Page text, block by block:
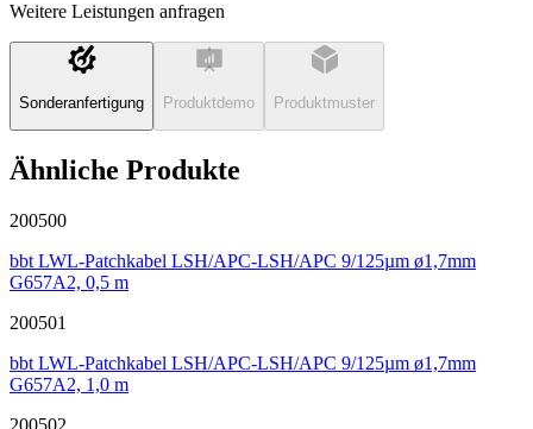
Weitere Leistungen anfragen
Sonderanfertigung Produktdemo Produktmuster
Ähnliche Produkte
200500
bbt LWL-Patchkabel LSH/APC-LSH/APC 9/125µm ø1,7mm
G657A2, 0,5 m
200501
bbt LWL-Patchkabel LSH/APC-LSH/APC 9/125µm ø1,7mm
G657A2, 1,0 m
200502